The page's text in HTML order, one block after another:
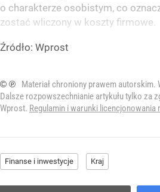
o charakterze osobistym, co
zostać wliczony w koszty firmowe.
Źródło: Wprost
© ℗
Materiał chroniony prawem
Dalsze rozpowszechnianie artykułu tylko za
Wprost. Regulamin i warunki licencjonowania
Finanse i inwestycje Kraj